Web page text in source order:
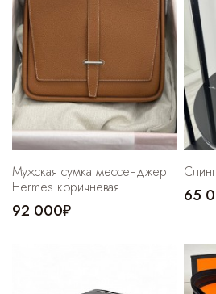
Мужская сумка мессенджер
Hermes коричневая
92 000₽
65